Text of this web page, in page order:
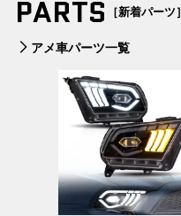
PARTS ［新着パーツ］
アメ車パーツ一覧